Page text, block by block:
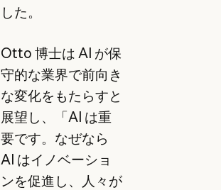
した。
Otto 博士は AI が保
守的な業界で前向き
な変化をもたらすと
展望し、「AI は重
要です。なぜなら
AI はイノベーショ
ンを促進し、人々が